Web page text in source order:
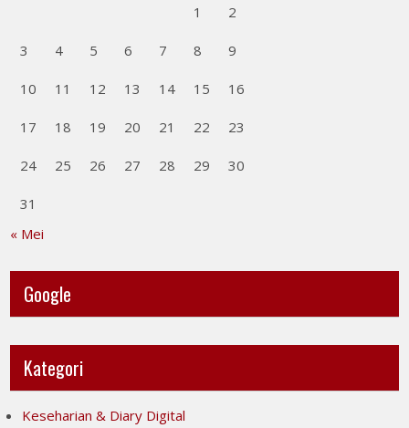
1
2
3 4 5 6 7 8 9
10 11 12 13 14 15 16
17 18 19 20 21 22 23
24 25 26 27 28 29 30
31
« Mei
Google
Kategori
Keseharian & Diary Digital